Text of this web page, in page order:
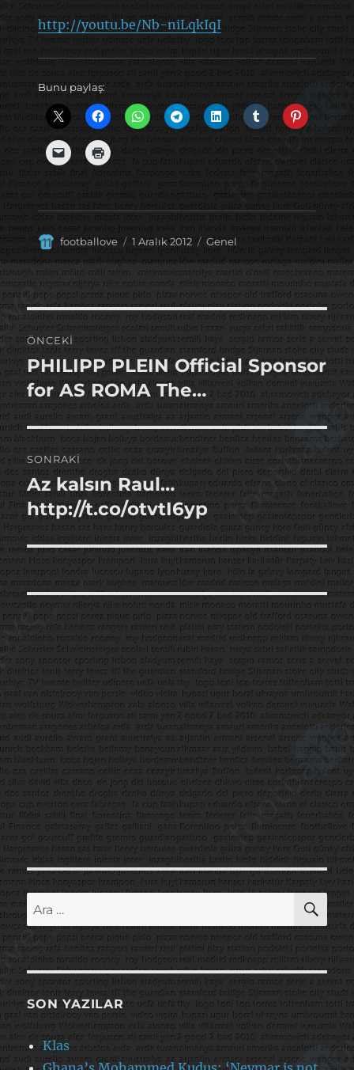
http://youtu.be/Nb-niLqkIqI
Bunu paylaş:
Yazar
footballove
Yayın
1 Aralık 2012 Kategoriler
Genel
Yazı
gezinmesi
ÖNCEKI
Önceki
yazı:
PHILIPP PLEIN Official Sponsor
for AS ROMA The…
SONRAKI
Sonraki
yazı:
Az kalsın Raul…
http://t.co/otvtI6yp
Ara:
SON YAZILAR
Klas